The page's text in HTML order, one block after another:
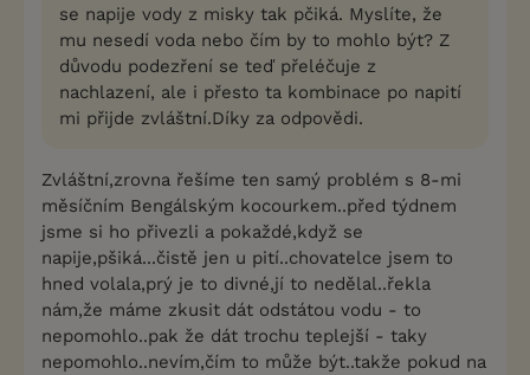
se napije vody z misky tak pčiká. Myslíte, že
mu nesedí voda nebo čím by to mohlo být? Z
důvodu podezření se teď přeléčuje z
nachlazení, ale i přesto ta kombinace po napití
mi přijde zvláštní.Díky za odpovědi.
Zvláštní,zrovna řešíme ten samý problém s 8-mi
měsíčním Bengálským kocourkem..před týdnem
jsme si ho přivezli a pokaždé,když se
napije,pšiká...čistě jen u pití..chovatelce jsem to
hned volala,prý je to divné,jí to nedělal..řekla
nám,že máme zkusit dát odstátou vodu - to
nepomohlo..pak že dát trochu teplejší - taky
nepomohlo..nevím,čím to může být..takže pokud na